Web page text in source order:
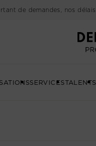
de demandes, nos
SERVICESTALENTS